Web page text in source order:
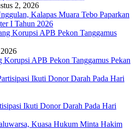
2, 2026
Kalapas Muara Tebo Paparkan
I Tahun 2026
Korupsi APB Pekon Tanggamus Pekan
Ikuti Donor Darah Pada Hari